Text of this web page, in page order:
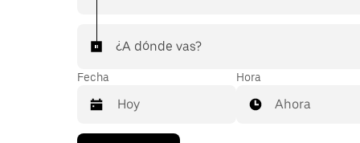
¿A dónde vas?
Fecha Hora
Ahora